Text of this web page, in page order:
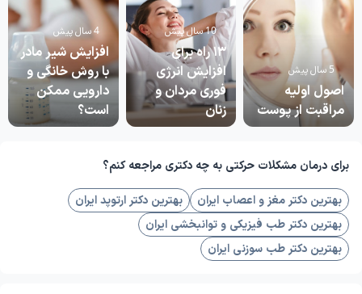
اصول اولیه
مراقبت از پوست
5 سال پیش
۱۳ راه برای
افزایش انرژی
فوری مردان و
زنان
10 سال پیش
افزایش شیر مادر
با روش خانگی و
دارویی ممکن
است؟
4 سال پیش
برای درمان مشکلات حرکتی به چه دکتری مراجعه کنم؟
بهترین دکتر مغز و اعصاب ایران
بهترین دکتر ارتوپد ایران
بهترین دکتر طب فیزیکی و توانبخشی ایران
بهترین دکتر طب سوزنی ایران